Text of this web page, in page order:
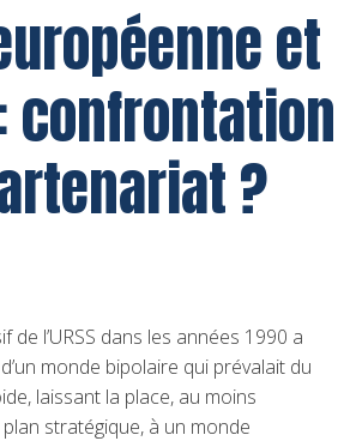
et
confrontation
?
de l’URSS dans les années 1990 a
monde bipolaire qui prévalait du
laissant la place, au moins
stratégique, à un monde